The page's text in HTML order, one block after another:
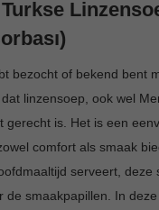
bezocht of bekend bent
linzensoep, ook wel
gerecht is. Het is een
comfort als smaak
serveert, deze
de smaakpapillen. In